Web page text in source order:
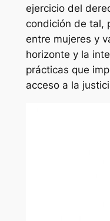
ejercicio del
condición de tal,
entre mujeres y
horizonte y la
prácticas que
acceso a la